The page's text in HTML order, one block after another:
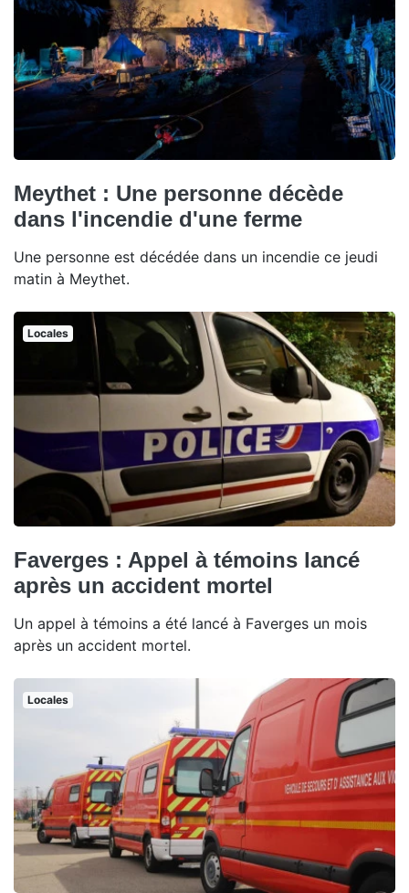
Meythet : Une personne décède
dans l'incendie d'une ferme
Une personne est décédée dans un incendie ce jeudi
matin à Meythet.
Locales
Faverges : Appel à témoins lancé
après un accident mortel
Un appel à témoins a été lancé à Faverges un mois
après un accident mortel.
Locales